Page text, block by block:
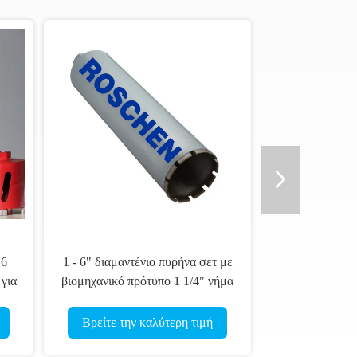
παπούτσι
για προστασία από
την καλύτερη τιμή
Καλύμματα τύπου βαλφραμίου-
καρβιδίου για την εκμετάλλευση
Βρείτε την καλύτερη τιμή